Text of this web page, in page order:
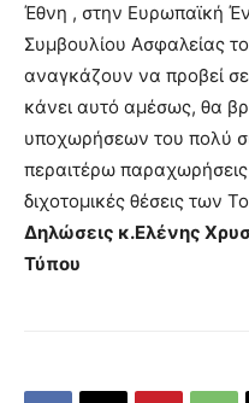
Έθνη , στην Ευρωπαϊκή
Συμβουλίου Ασφαλείας
αναγκάζουν να προβεί
κάνει αυτό αμέσως, θα
υποχωρήσεων του πολύ
περαιτέρω παραχωρήσεις
διχοτομικές θέσεις των
Δηλώσεις κ.Ελένης
Τύπου